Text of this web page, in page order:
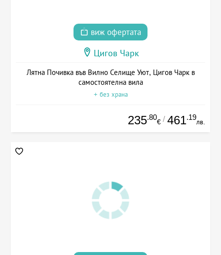
виж офертата
Цигов Чарк
Лятна Почивка във Вилно Селище Уют, Цигов Чарк в
самостоятелна вила
+ без храна
235.80
€ / 461.19
лв.